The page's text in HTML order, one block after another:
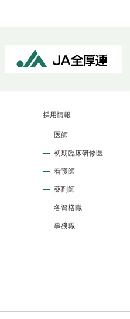
採用情報
医師
初期臨床研修医
看護師
薬剤師
各資格職
事務職